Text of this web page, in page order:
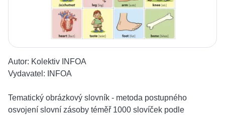
Autor: Kolektiv INFOA
Vydavatel:
INFOA
Tematický obrázkový slovník - metoda postupného
osvojení slovní zásoby téměř 1000 slovíček podle